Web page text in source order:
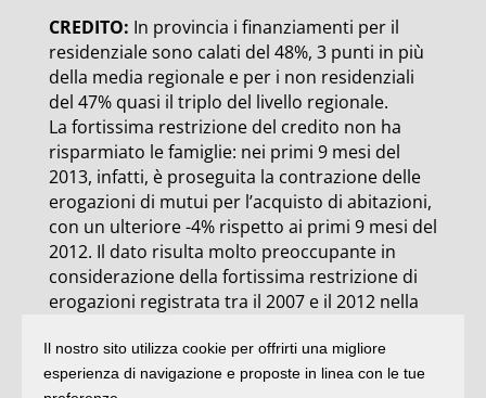
CREDITO: In provincia i finanziamenti per il
residenziale sono calati del 48%, 3 punti in più
della media regionale e per i non residenziali
del 47% quasi il triplo del livello regionale.
La fortissima restrizione del credito non ha
risparmiato le famiglie: nei primi 9 mesi del
2013, infatti, è proseguita la contrazione delle
erogazioni di mutui per l’acquisto di abitazioni,
con un ulteriore -4% rispetto ai primi 9 mesi del
2012. Il dato risulta molto preoccupante in
considerazione della fortissima restrizione di
erogazioni registrata tra il 2007 e il 2012 nella
alle famiglie oltre 9 miliardi di euro per
l’acquisto di case (-70%).
Il nostro sito utilizza cookie per offrirti una migliore
esperienza di navigazione e proposte in linea con le tue